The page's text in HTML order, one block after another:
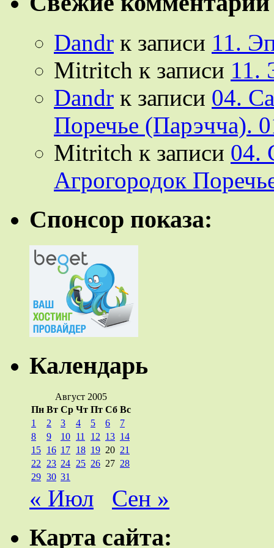
Dandr к записи 11.
Mitritch к записи 11.
Dandr к записи 04.
Поречье (Парэчча).
Mitritch к записи 04.
Агрогородок
Спонсор показа:
Календарь
Август 2005
Пн Вт Ср Чт Пт Сб Вс
1
2 3 4 5 6
7
8
9 10 11 12 13 14
15 16 17 18 19 20 21
22
23 24 25 26 27 28
29 30 31
« Июл Сен »
Карта сайта: